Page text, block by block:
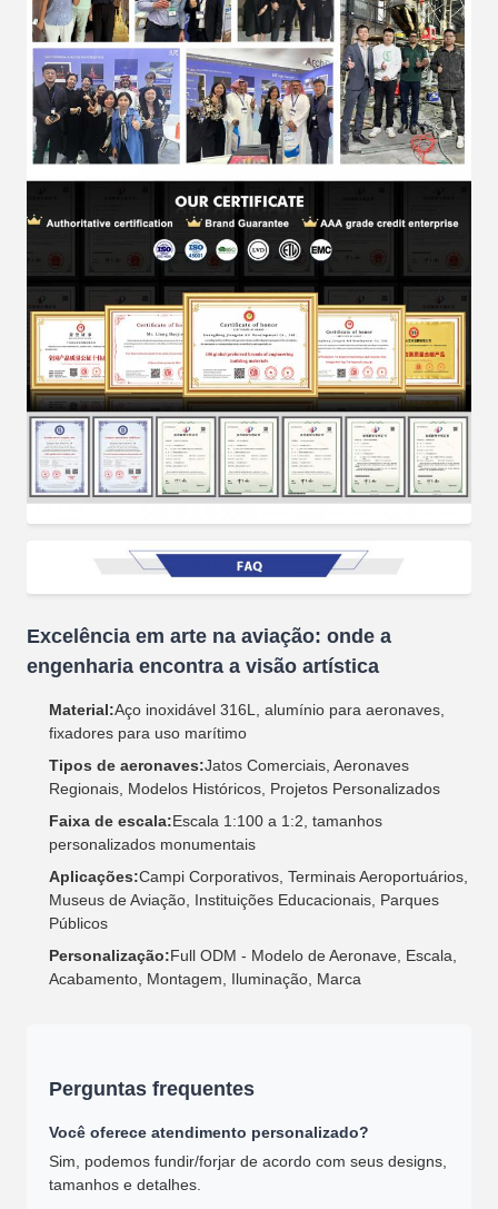
Excelência em arte na aviação: onde a
engenharia encontra a visão artística
Material:Aço inoxidável 316L, alumínio para aeronaves,
fixadores para uso marítimo
Tipos de aeronaves:Jatos Comerciais, Aeronaves
Regionais, Modelos Históricos, Projetos Personalizados
Faixa de escala:Escala 1:100 a 1:2, tamanhos
personalizados monumentais
Aplicações:Campi Corporativos, Terminais Aeroportuários,
Museus de Aviação, Instituições Educacionais, Parques
Públicos
Personalização:Full ODM - Modelo de Aeronave, Escala,
Acabamento, Montagem, Iluminação, Marca
Perguntas frequentes
Você oferece atendimento personalizado?
Sim, podemos fundir/forjar de acordo com seus designs,
tamanhos e detalhes.